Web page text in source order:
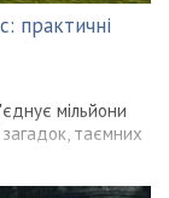
практичні
мільйони
загадок, таємних